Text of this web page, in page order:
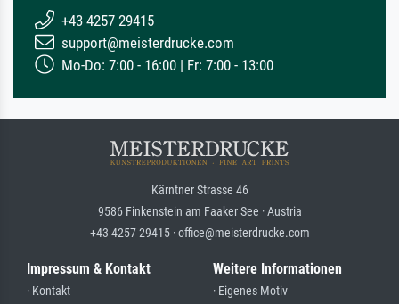
+43 4257 29415
support@meisterdrucke.com
Mo-Do: 7:00 - 16:00 | Fr: 7:00 - 13:00
Kärntner Strasse 46
9586 Finkenstein am Faaker See · Austria
+43 4257 29415 · office@meisterdrucke.com
Impressum & Kontakt
· Kontakt
Weitere Informationen
· Eigenes Motiv